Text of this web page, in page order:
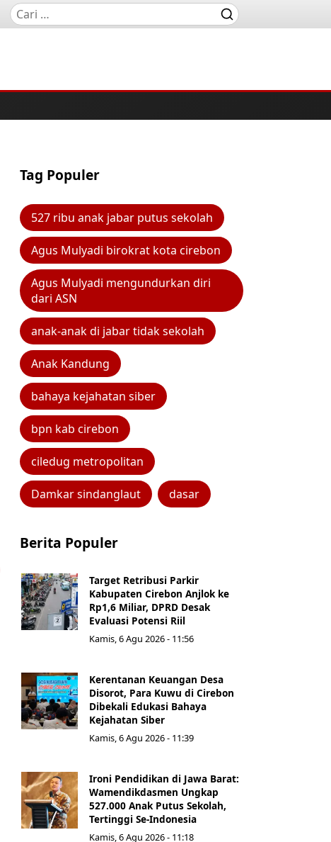
Tag Populer
527 ribu anak jabar putus sekolah
Agus Mulyadi birokrat kota cirebon
Agus Mulyadi mengundurkan diri
dari ASN
anak-anak di jabar tidak sekolah
Anak Kandung
bahaya kejahatan siber
bpn kab cirebon
ciledug metropolitan
Damkar sindanglaut dasar
Berita Populer
Target Retribusi Parkir
Kabupaten Cirebon Anjlok ke
Rp1,6 Miliar, DPRD Desak
Evaluasi Potensi Riil
Kamis, 6 Agu 2026 - 11:56
Kerentanan Keuangan Desa
Disorot, Para Kuwu di Cirebon
Dibekali Edukasi Bahaya
Kejahatan Siber
Kamis, 6 Agu 2026 - 11:39
Ironi Pendidikan di Jawa Barat:
Wamendikdasmen Ungkap
527.000 Anak Putus Sekolah,
Tertinggi Se-Indonesia
Kamis, 6 Agu 2026 - 11:18